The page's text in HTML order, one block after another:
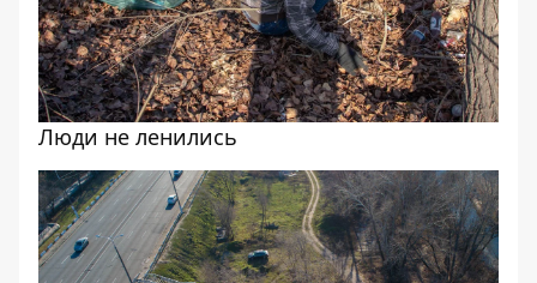
Люди не ленились